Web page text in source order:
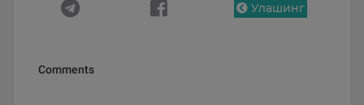
Улашинг